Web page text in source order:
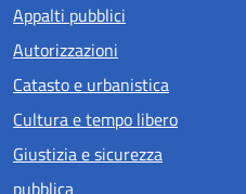
Appalti pubblici
Autorizzazioni
Catasto e urbanistica
Cultura e tempo libero
Giustizia e sicurezza
pubblica